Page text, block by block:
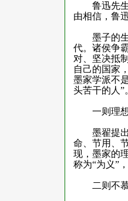
鲁迅先生
由相信，鲁
墨子的生
代。诸侯争
对、坚决抵
自己的国家
墨家学派不
头苦干的人”
一则理想
墨翟提出
命、节用、
现，墨家的
称为“为义”
二则不慕